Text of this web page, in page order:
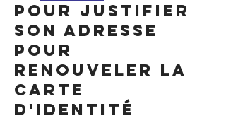
Pour justifier
son adresse
pour
renouveler la
carte
d'identité